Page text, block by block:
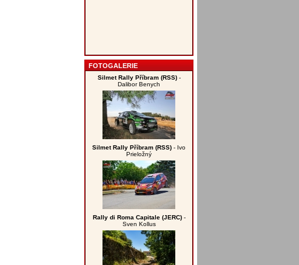
FOTOGALERIE
Silmet Rally Příbram (RSS)-
Dalibor Benych
Silmet Rally Příbram (RSS) - Ivo
Prieložný
Rally di Roma Capitale (JERC)-
Sven Kollus